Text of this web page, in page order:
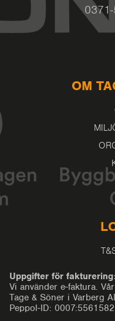
OM
Uppgifter för
Vi använder e-faktura.
Tage & Söner i Varberg
Peppol-ID: